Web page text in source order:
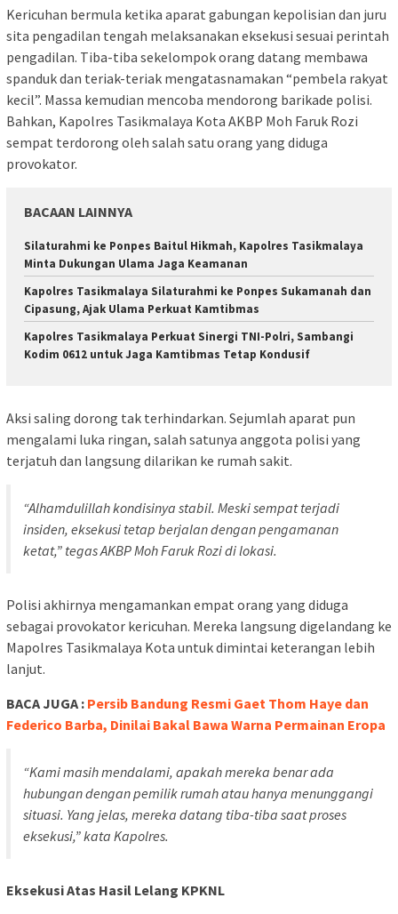
Kericuhan bermula ketika aparat gabungan kepolisian dan juru
sita pengadilan tengah melaksanakan eksekusi sesuai perintah
pengadilan. Tiba-tiba sekelompok orang datang membawa
spanduk dan teriak-teriak mengatasnamakan “pembela rakyat
kecil”. Massa kemudian mencoba mendorong barikade polisi.
Bahkan, Kapolres Tasikmalaya Kota AKBP Moh Faruk Rozi
sempat terdorong oleh salah satu orang yang diduga
provokator.
BACAAN LAINNYA
Silaturahmi ke Ponpes Baitul Hikmah, Kapolres Tasikmalaya
Minta Dukungan Ulama Jaga Keamanan
Kapolres Tasikmalaya Silaturahmi ke Ponpes Sukamanah dan
Cipasung, Ajak Ulama Perkuat Kamtibmas
Kapolres Tasikmalaya Perkuat Sinergi TNI-Polri, Sambangi
Kodim 0612 untuk Jaga Kamtibmas Tetap Kondusif
Aksi saling dorong tak terhindarkan. Sejumlah aparat pun
mengalami luka ringan, salah satunya anggota polisi yang
terjatuh dan langsung dilarikan ke rumah sakit.
“Alhamdulillah kondisinya stabil. Meski sempat terjadi
insiden, eksekusi tetap berjalan dengan pengamanan
ketat,” tegas AKBP Moh Faruk Rozi di lokasi.
Polisi akhirnya mengamankan empat orang yang diduga
sebagai provokator kericuhan. Mereka langsung digelandang ke
Mapolres Tasikmalaya Kota untuk dimintai keterangan lebih
lanjut.
BACA JUGA : Persib Bandung Resmi Gaet Thom Haye dan
Federico Barba, Dinilai Bakal Bawa Warna Permainan Eropa
“Kami masih mendalami, apakah mereka benar ada
hubungan dengan pemilik rumah atau hanya menunggangi
situasi. Yang jelas, mereka datang tiba-tiba saat proses
eksekusi,” kata Kapolres.
Eksekusi Atas Hasil Lelang KPKNL